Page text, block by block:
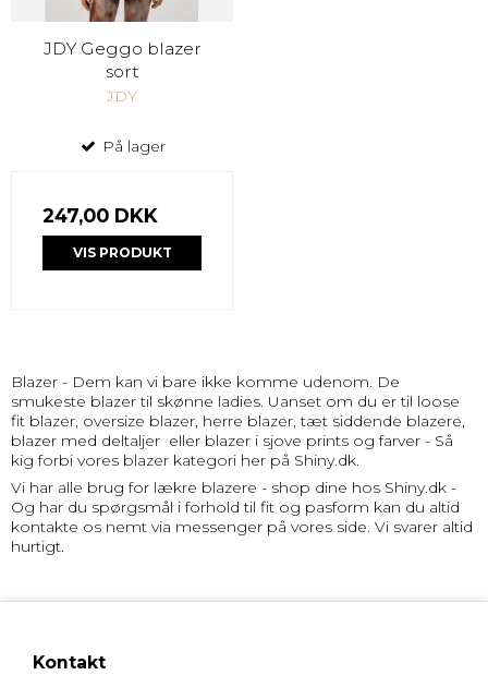
JDY Geggo blazer
sort
JDY
På lager
247,00 DKK
VIS PRODUKT
Blazer - Dem kan vi bare ikke komme udenom. De
smukeste blazer til skønne ladies. Uanset om du er til loose
fit blazer, oversize blazer, herre blazer, tæt siddende blazere,
blazer med deltaljer eller blazer i sjove prints og farver - Så
kig forbi vores blazer kategori her på Shiny.dk.
Vi har alle brug for lækre blazere - shop dine hos Shiny.dk -
Og har du spørgsmål i forhold til fit og pasform kan du altid
kontakte os nemt via messenger på vores side. Vi svarer altid
hurtigt.
Kontakt